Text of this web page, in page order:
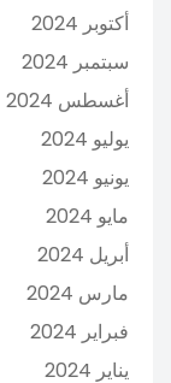
أكتوبر 2024
سبتمبر 2024
أغسطس 2024
يوليو 2024
يونيو 2024
مايو 2024
أبريل 2024
مارس 2024
فبراير 2024
يناير 2024